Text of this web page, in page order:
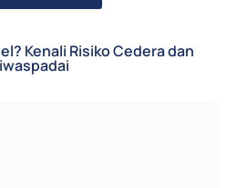
Kenali Risiko Cedera dan